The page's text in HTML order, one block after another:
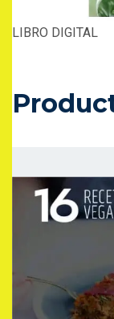
LIBRO DIGITAL